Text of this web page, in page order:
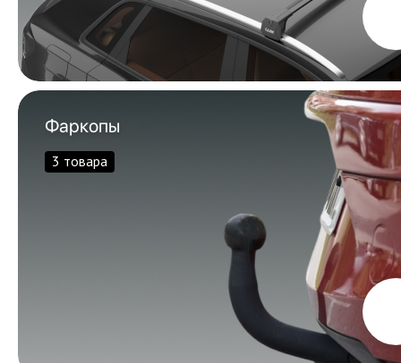
Фаркопы
3 товара